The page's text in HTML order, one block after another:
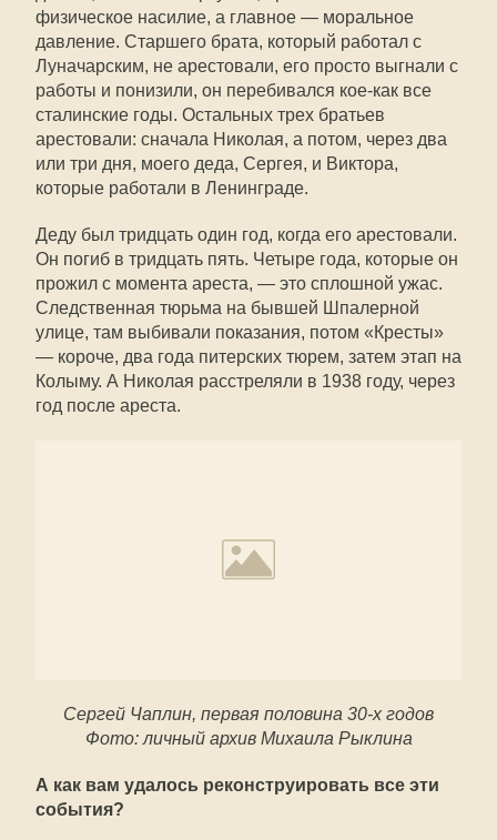
физическое насилие, а главное — моральное
давление. Старшего брата, который работал с
Луначарским, не арестовали, его просто выгнали с
работы и понизили, он перебивался кое-как все
сталинские годы. Остальных трех братьев
арестовали: сначала Николая, а потом, через два
или три дня, моего деда, Сергея, и Виктора,
которые работали в Ленинграде.
Деду был тридцать один год, когда его арестовали.
Он погиб в тридцать пять. Четыре года, которые он
прожил с момента ареста, — это сплошной ужас.
Следственная тюрьма на бывшей Шпалерной
улице, там выбивали показания, потом «Кресты»
— короче, два года питерских тюрем, затем этап на
Колыму. А Николая расстреляли в 1938 году, через
год после ареста.
Сергей Чаплин, первая половина 30-х годов
Фото: личный архив Михаила Рыклина
А как вам удалось реконструировать все эти
события?